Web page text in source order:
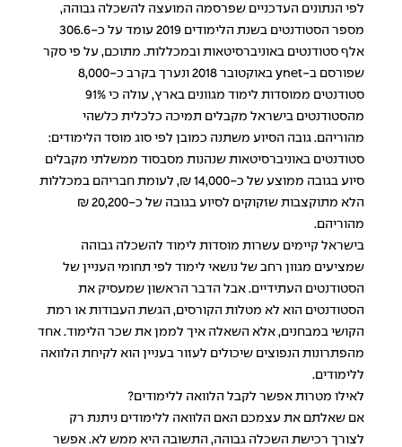
לפי הנתונים העדכניים שפרסמה המועצה להשכלה גבוהה,
מספר הסטודנטים בשנת הלימודים 2019 עומד על כ-306.6
אלף סטודנטים באוניברסיטאות ובמכללות. מתוכם, על פי סקר
שפורסם ב-ynet באוקטובר 2018 ונערך בקרב כ-8,000
סטודנטים ממוסדות לימוד מגוונים בארץ, עולה כי 91%
מהסטודנטים בישראל מקבלים תמיכה כלכלית כלשהי
מהוריהם. גובה הסיוע משתנה כמובן לפי סוג מוסד הלימודים:
סטודנטים באוניברסיטאות שנהנות מסבסוד ממשלתי מקבלים
סיוע בגובה ממוצע של כ-14,000 ₪, לעומת חבריהם במכללות
הלא מתוקצבות שזקוקים לסיוע בגובה של כ-20,200 ₪
מהוריהם.
בישראל קיימים עשרות מוסדות לימוד להשכלה גבוהה
שמציעים מגוון רחב של נושאי לימוד לפי תחומי העניין של
הסטודנטים העתידיים. אבל הדבר הראשון שמעסיק את
הסטודנטים הוא לא מטלות הקורסים, הגשת העבודות או רמת
הקושי במבחנים, אלא השאלה איך לממן את שכר הלימוד. אחד
מהפתרונות הנפוצים שיכולים לעזור בעניין הוא לקיחת הלוואה
ללימודים.
לאילו מטרות אפשר לקבל הלוואה ללימודים?
אם שאלתם את עצמכם האם הלוואה ללימודים ניתנת רק
לצורך רכישת השכלה גבוהה, התשובה היא ממש לא. אפשר